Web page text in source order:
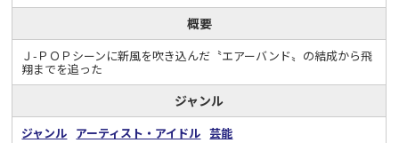
概要
Ｊ-ＰＯＰシーンに新風を吹き込んだ〝エアーバンド〟の結成から飛
翔までを追った
ジャンル
ジャンル アーティスト・アイドル 芸能